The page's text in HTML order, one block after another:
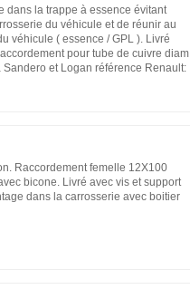
dans la trappe à essence évitant
du véhicule et de réunir au
véhicule ( essence / GPL ). Livré
pour tube de cuivre diam
et Logan référence Renault:
Raccordement femelle 12X100
bicone. Livré avec vis et support
dans la carrosserie avec boitier